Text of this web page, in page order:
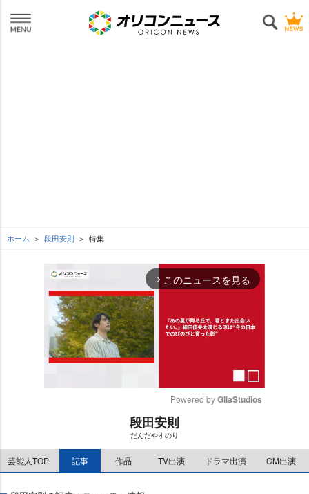
ホーム 段田安則 特集
arrow_forward_ios このニュースを見る
e
Powered by GliaStudios
段田安則
だんだやすのり
芸能人TOP 記事 作品 TV出演 ドラマ出演 CM出演